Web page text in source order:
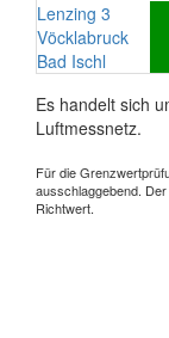
Lenzing 3
Vöcklabruck
Bad Ischl
Es handelt sich
Luftmessnetz.
Für die
ausschlaggebend.
Richtwert.